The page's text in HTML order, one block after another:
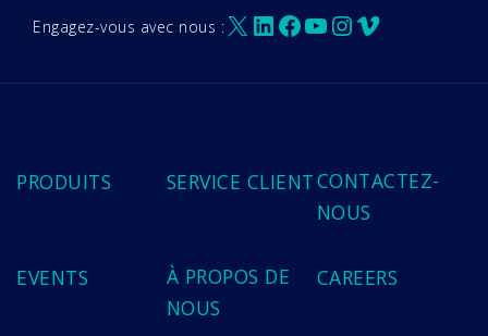
Engagez-vous avec nous :X LinkedIn
Facebook
YouTube
Instagram
Vimeo
PRODUITS SERVICE CLIENTCONTACTEZ-
NOUS
EVENTS
À PROPOS DE
NOUS
CAREERS